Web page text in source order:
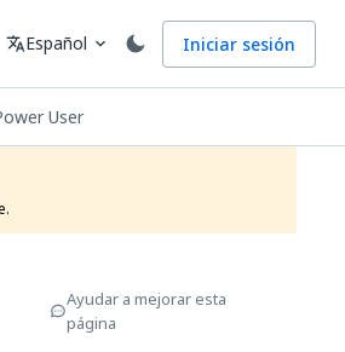
Idioma
translateEspañol expand_more Iniciar sesión
User
Ayudar a mejorar esta
página